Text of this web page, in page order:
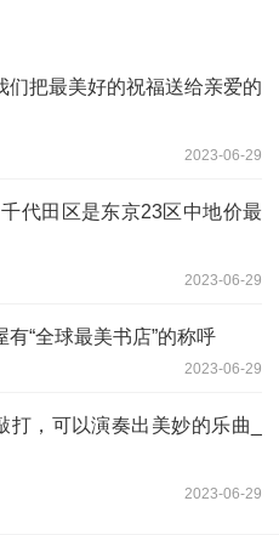
们把最美好的祝福送给亲爱的
2023-06-29
代田区是东京23区中地价最
2023-06-29
“全球最美书店”的称呼
2023-06-29
，可以演奏出美妙的乐曲_
2023-06-29